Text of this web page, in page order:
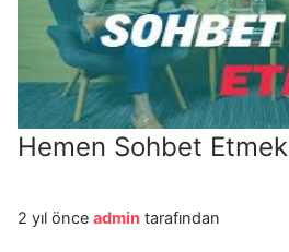
Hemen Sohbet Etmek
2 yıl önce admin tarafından